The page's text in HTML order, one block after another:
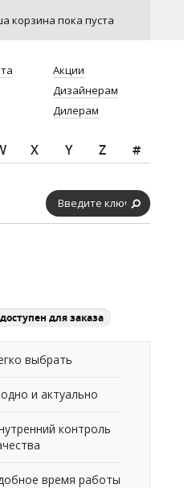
корзина пока пуста
Акции
Дизайнерам
Дилерам
X Y Z #
для заказа
выбрать
и актуально
контроль
время работы